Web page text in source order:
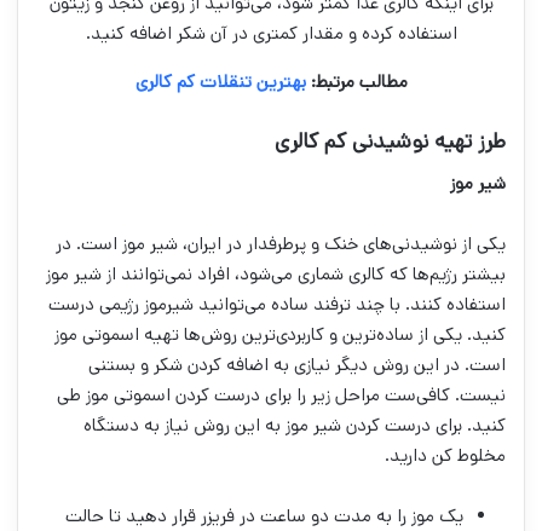
استفاده کرده و مقدار کمتری در آن شکر اضافه کنید.
مطالب مرتبط:بهترین تنقلات کم کالری
طرز تهیه نوشیدنی کم کالری
شیر موز
یکی از نوشیدنی‌های خنک و پر‌طرفدار در ایران، شیر موز است. در
بیشتر رژیم‌ها که کالری شماری می‌شود، افراد نمی‌توانند از شیر موز
استفاده کنند. با چند ترفند ساده می‌توانید شیرموز رژیمی درست
کنید. یکی از ساده‌ترین و کاربردی‌ترین روش‌ها تهیه اسموتی موز
است. در این روش دیگر نیازی به اضافه کردن شکر و بستنی
نیست. کافی‌ست مراحل زیر را برای درست کردن اسموتی موز طی
کنید. برای درست کردن شیر موز به این روش نیاز به دستگاه
مخلوط کن دارید.
یک موز را به مدت دو ساعت در فریزر قرار دهید تا حالت